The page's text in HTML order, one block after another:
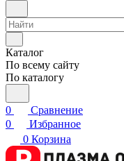
Каталог
По всему сайту
По каталогу
0
Сравнение
0
Избранное
0 Корзина